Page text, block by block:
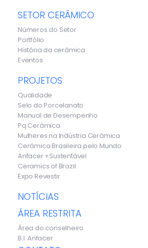
SETOR CERÂMICO
Números do Setor
Portfólio
História da cerâmica
Eventos
PROJETOS
Qualidade
Selo do Porcelanato
Manual de Desempenho
Pq Cerâmica
Mulheres na Indústria Cerâmica
Cerâmica Brasileira pelo Mundo
Anfacer +Sustentável
Ceramics of Brazil
Expo Revestir
NOTÍCIAS
ÁREA RESTRITA
Área do conselheiro
B.I. Anfacer